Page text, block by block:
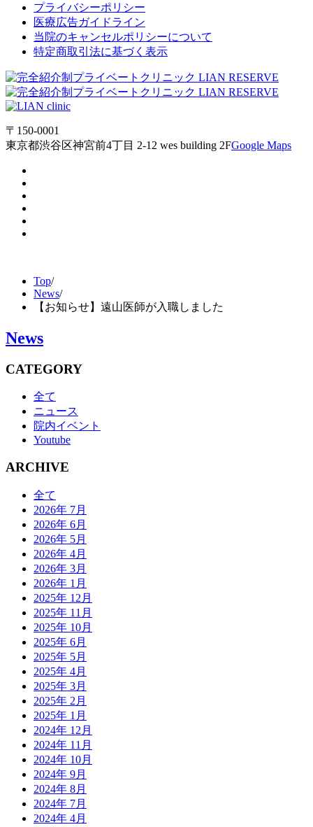
プライバシーポリシー
医療広告ガイドライン
当院のキャンセルポリシーについて
特定商取引法に基づく表示
〒150-0001
東京都渋谷区神宮前4丁目 2-12 wes building 2FGoogle Maps
Top/
News/
【お知らせ】遠山医師が入職しました
News
CATEGORY
全て
ニュース
院内イベント
Youtube
ARCHIVE
全て
2026年 7月
2026年 6月
2026年 5月
2026年 4月
2026年 3月
2026年 1月
2025年 12月
2025年 11月
2025年 10月
2025年 6月
2025年 5月
2025年 4月
2025年 3月
2025年 2月
2025年 1月
2024年 12月
2024年 11月
2024年 10月
2024年 9月
2024年 8月
2024年 7月
2024年 4月